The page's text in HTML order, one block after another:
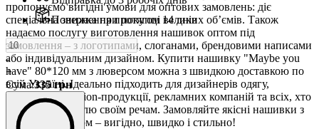
пропонуємо вигідні умови для оптових замовлень: діє
спеціальна знижка при покупці великих обʼємів. Також
надаємо послугу виготовлення нашивок оптом під
замовлення – з логотипами, слоганами, брендовими написами
або індивідуальним дизайном. Купити нашивку "Maybe you
have" 80*120 мм з люверсом можна з швидкою доставкою по
всій Україні. Ідеально підходить для дизайнерів одягу,
виробників fashion-продукції, рекламних компаній та всіх, хто
хоче додати стилю своїм речам. Замовляйте якісні нашивки з
люверсами оптом – вигідно, швидко і стильно!
Повернення протягом 14 днів
-
+
Сума:335 грн